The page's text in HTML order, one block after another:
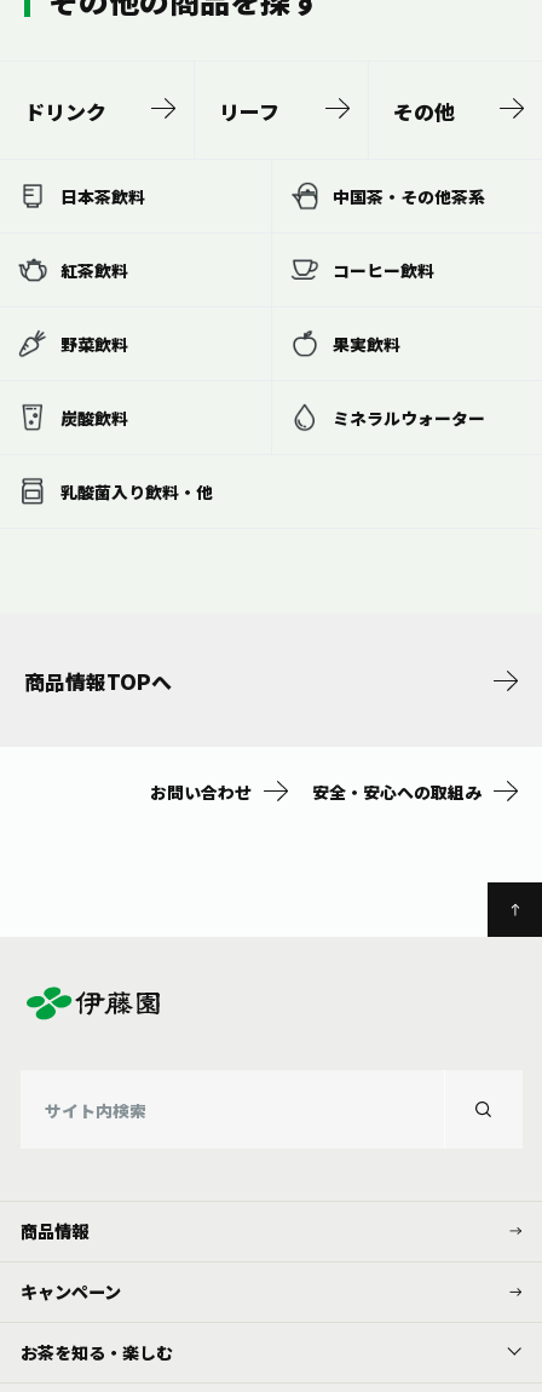
ドリンク リーフ その他
日本茶飲料 中国茶・その他茶系
紅茶飲料 コーヒー飲料
野菜飲料 果実飲料
炭酸飲料 ミネラルウォーター
乳酸菌入り飲料・他
商品情報TOPへ
お問い合わせ 安全・安心への取組み
商品情報
キャンペーン
お茶を知る・楽しむ